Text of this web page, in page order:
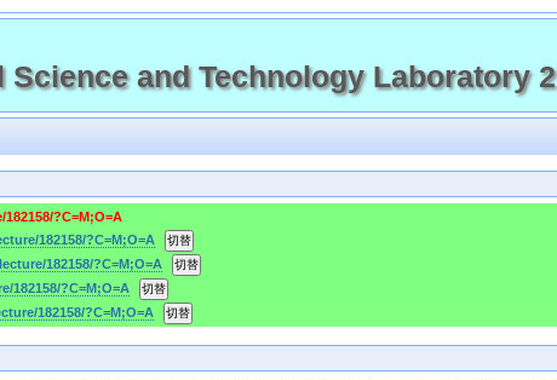
Science and Technology Laboratory 2
?C=M;O=A
182158/?C=M;O=A
182158/?C=M;O=A
182158/?C=M;O=A
182158/?C=M;O=A